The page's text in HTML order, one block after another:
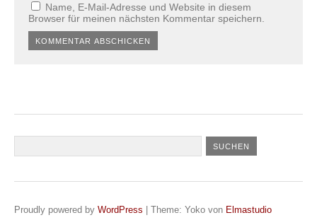
Name, E-Mail-Adresse und Website in diesem
Browser für meinen nächsten Kommentar speichern.
Proudly powered by WordPress | Theme: Yoko von Elmastudio